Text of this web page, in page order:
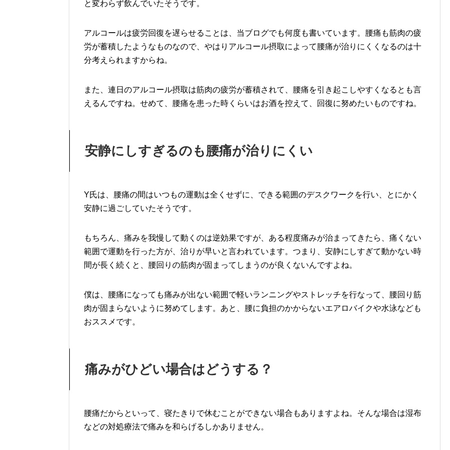
と変わらず飲んでいたそうです。
アルコールは疲労回復を遅らせることは、当ブログでも何度も書いています。腰痛も筋肉の疲
労が蓄積したようなものなので、やはりアルコール摂取によって腰痛が治りにくくなるのは十
分考えられますからね。
また、連日のアルコール摂取は筋肉の疲労が蓄積されて、腰痛を引き起こしやすくなるとも言
えるんですね。せめて、腰痛を患った時くらいはお酒を控えて、回復に努めたいものですね。
安静にしすぎるのも腰痛が治りにくい
Y氏は、腰痛の間はいつもの運動は全くせずに、できる範囲のデスクワークを行い、とにかく
安静に過ごしていたそうです。
もちろん、痛みを我慢して動くのは逆効果ですが、ある程度痛みが治まってきたら、痛くない
範囲で運動を行った方が、治りが早いと言われています。つまり、安静にしすぎて動かない時
間が長く続くと、腰回りの筋肉が固まってしまうのが良くないんですよね。
僕は、腰痛になっても痛みが出ない範囲で軽いランニングやストレッチを行なって、腰回り筋
肉が固まらないように努めてします。あと、腰に負担のかからないエアロバイクや水泳なども
おススメです。
痛みがひどい場合はどうする？
腰痛だからといって、寝たきりで休むことができない場合もありますよね。そんな場合は湿布
などの対処療法で痛みを和らげるしかありません。